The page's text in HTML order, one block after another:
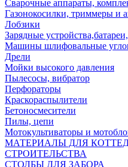
Сварочные аппараты,
Газонокосилки, триммеры и
Лобзики
Зарядные
Машины шлифовальные
Дрели
Мойки высокого давления
Пылесосы, вибратор
Перфораторы
Краскораспылители
Бетоносмесители
Пилы, цепи
Мотокультиваторы и
МАТЕРИАЛЫ ДЛЯ
СТРОИТЕЛЬСТВА
СТОЛБЫ ДЛЯ ЗАБОРА